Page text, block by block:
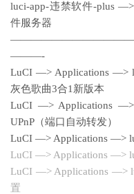
luci-app-违禁软件-plus
件服务器
———-
LuCI —> Applications —>
灰色歌曲3合1新版本
LuCI —> Applications
UPnP（端口自动转发）
LuCI —> Applications —>
LuCI —> Applications —>
LuCI —> Applications —>
置